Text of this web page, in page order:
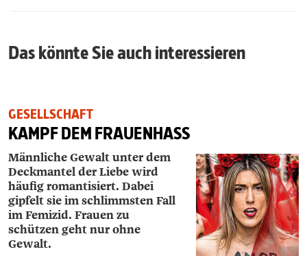
Das könnte Sie auch interessieren
GESELLSCHAFT
KAMPF DEM FRAUENHASS
Männliche Gewalt unter dem
Deckmantel der Liebe wird
häufig romantisiert. Dabei
gipfelt sie im schlimmsten Fall
im Femizid. Frauen zu
schützen geht nur ohne
Gewalt.